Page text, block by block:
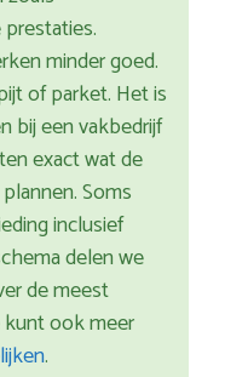
minder goed.
of parket. Het is
bij een vakbedrijf
exact wat de
Soms
inclusief
delen we
de meest
kunt ook meer
.